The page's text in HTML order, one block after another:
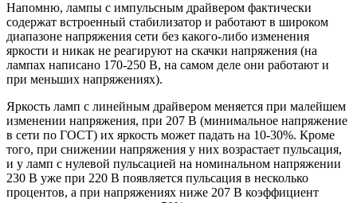
Напомню, лампы с импульсным драйвером фактически
содержат встроенный стабилизатор и работают в широком
диапазоне напряжения сети без какого-либо изменения
яркости и никак не реагируют на скачки напряжения (на
лампах написано 170-250 В, на самом деле они работают и
при меньших напряжениях).
Яркость ламп с линейным драйвером меняется при малейшем
изменении напряжения, при 207 В (минимальное напряжение
в сети по ГОСТ) их яркость может падать на 10-30%. Кроме
того, при снижении напряжения у них возрастает пульсация,
и у ламп с нулевой пульсацией на номинальном напряжении
230 В уже при 220 В появляется пульсация в несколько
процентов, а при напряжениях ниже 207 В коэффициент